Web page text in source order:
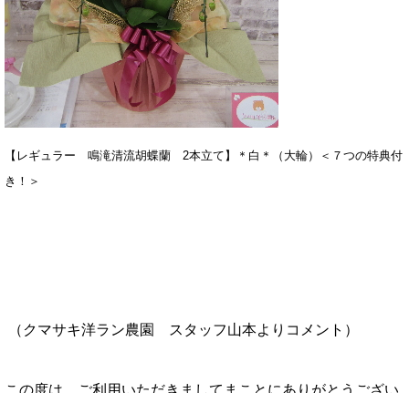
【レギュラー 鳴滝清流胡蝶蘭 2本立て】
＊白＊（大輪）＜７つの特典付
き！＞
（クマサキ洋ラン農園 スタッフ山本よりコメント ）
この度は、ご利用いただきましてまことにありがとうござい